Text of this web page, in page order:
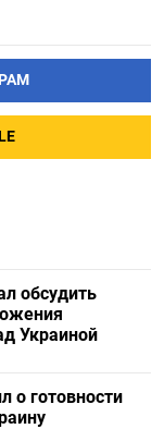
обсудить
Украиной
о готовности